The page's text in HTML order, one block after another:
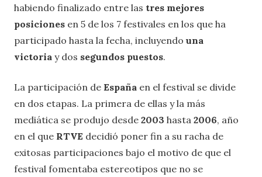
habiendo finalizado entre las tres mejores
posiciones en 5 de los 7 festivales en los que ha
participado hasta la fecha, incluyendo una
victoria y dos segundos puestos.
La participación de España en el festival se divide
en dos etapas. La primera de ellas y la más
mediática se produjo desde 2003 hasta 2006, año
en el que RTVE decidió poner fin a su racha de
exitosas participaciones bajo el motivo de que el
festival fomentaba estereotipos que no se